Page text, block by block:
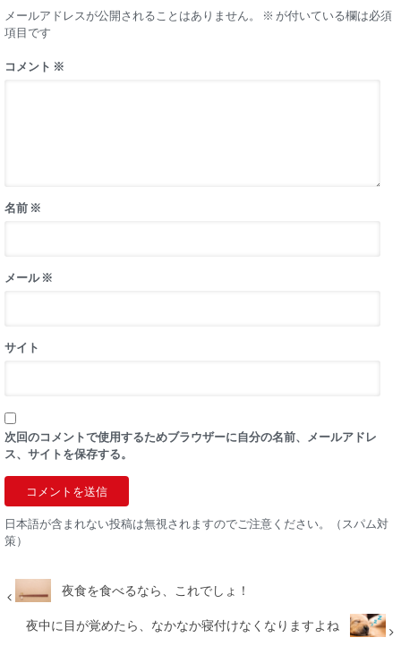
メールアドレスが公開されることはありません。 ※ が付いている欄は必須
項目です
コメント ※
名前 ※
メール※
サイト
次回のコメントで使用するためブラウザーに自分の名前、メールアドレ
ス、サイトを保存する。
日本語が含まれない投稿は無視されますのでご注意ください。（スパム対
策）
夜食を食べるなら、これでしょ！
夜中に目が覚めたら、なかなか寝付けなくなりますよね